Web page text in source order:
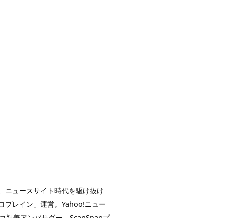
ニュースサイト時代を駆け抜け
プレイン」運営。Yahoo!ニュー